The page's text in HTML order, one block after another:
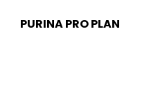
PURINA PRO PLAN